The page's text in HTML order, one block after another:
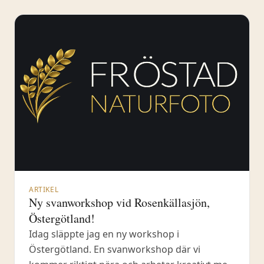
35 tips
ARTIKEL
Ny svanworkshop vid Rosenkällasjön,
Östergötland!
Idag släppte jag en ny workshop i
Östergötland. En svanworkshop där vi